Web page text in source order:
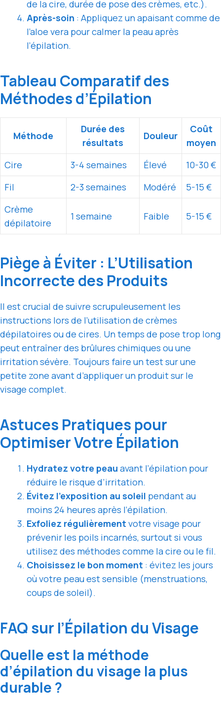
de la cire, durée de pose des crèmes, etc.).
Après-soin : Appliquez un apaisant comme de
l’aloe vera pour calmer la peau après
l’épilation.
Tableau Comparatif des
Méthodes d’Épilation
Méthode
Durée des
résultats
Douleur
Coût
moyen
Cire
3-4 semaines Élevé
10-30 €
Fil
2-3 semaines Modéré
5-15 €
Crème
dépilatoire
1 semaine Faible 5-15 €
Piège à Éviter : L’Utilisation
Incorrecte des Produits
Il est crucial de suivre scrupuleusement les
instructions lors de l’utilisation de crèmes
dépilatoires ou de cires. Un temps de pose trop long
peut entraîner des brûlures chimiques ou une
irritation sévère. Toujours faire un test sur une
petite zone avant d’appliquer un produit sur le
visage complet.
Astuces Pratiques pour
Optimiser Votre Épilation
Hydratez votre peau avant l’épilation pour
réduire le risque d’irritation.
Évitez l’exposition au soleil pendant au
moins 24 heures après l’épilation.
Exfoliez régulièrement votre visage pour
prévenir les poils incarnés, surtout si vous
utilisez des méthodes comme la cire ou le fil.
Choisissez le bon moment : évitez les jours
où votre peau est sensible (menstruations,
coups de soleil).
FAQ sur l’Épilation du Visage
Quelle est la méthode
d’épilation du visage la plus
durable ?